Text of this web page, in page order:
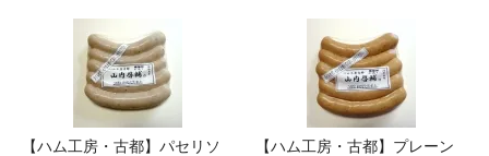
【ハム工房・古都】パセリソ
【ハム工房・古都】プレーン